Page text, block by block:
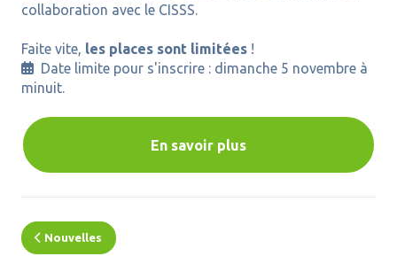
collaboration avec le CISSS.
Faite vite, les places sont limitées!
Date limite pour s'inscrire : dimanche 5 novembre à
minuit.
En savoir plus
Nouvelles